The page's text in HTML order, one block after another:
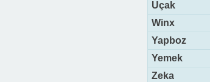
Uçak
Winx
Yapboz
Yemek
Zeka